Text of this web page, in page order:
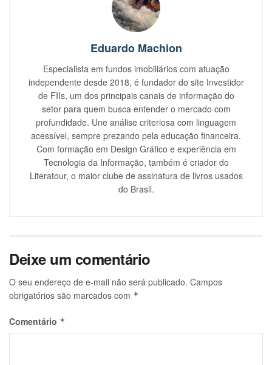
Eduardo Machion
Especialista em fundos imobiliários com atuação
independente desde 2018, é fundador do site Investidor
de FIIs, um dos principais canais de informação do
setor para quem busca entender o mercado com
profundidade. Une análise criteriosa com linguagem
acessível, sempre prezando pela educação financeira.
Com formação em Design Gráfico e experiência em
Tecnologia da Informação, também é criador do
Literatour, o maior clube de assinatura de livros usados
do Brasil.
Deixe um comentário
O seu endereço de e-mail não será publicado. Campos
obrigatórios são marcados com *
Comentário *